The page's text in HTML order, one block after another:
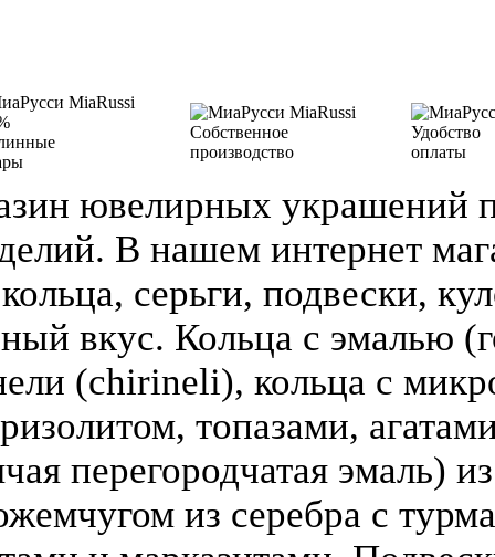
Собственное
производство
Удобство
оплаты
ювелирных украшений
В нашем интернет
серьги, подвески,
вкус. Кольца с эмалью
(chirineli), кольца с
топазами,
перегородчатая эмаль)
из серебра с